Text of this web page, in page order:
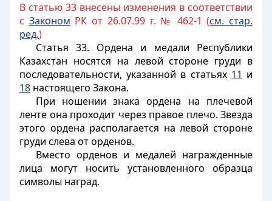
В статью 33 внесены изменения в соответствии
с Законом РК от 26.07.99 г. № 462-1 (см. стар.
ред.)
Статья 33. Ордена и медали Республики
Казахстан носятся на левой стороне груди в
последовательности, указанной в статьях 11 и
18 настоящего Закона.
При ношении знака ордена на плечевой
ленте она проходит через правое плечо. Звезда
этого ордена располагается на левой стороне
груди слева от орденов.
Вместо орденов и медалей награжденные
лица могут носить установленного образца
символы наград.